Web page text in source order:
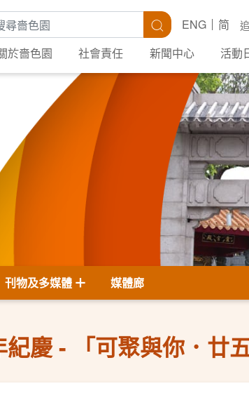
關鍵字 搜尋ENG
简
於嗇色園
社會責任 新聞中心 活動
刊物及多媒體 媒體廊
慶 - 「可聚與你．廿